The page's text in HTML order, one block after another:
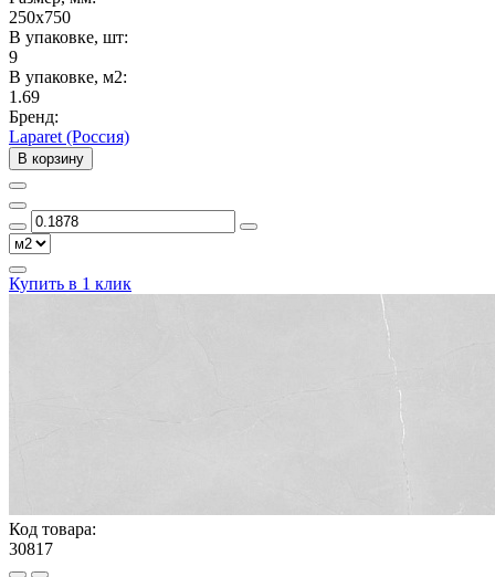
250x750
В упаковке, шт:
9
В упаковке, м2:
1.69
Бренд:
Laparet (Россия)
В корзину
Купить в 1 клик
Код товара:
30817